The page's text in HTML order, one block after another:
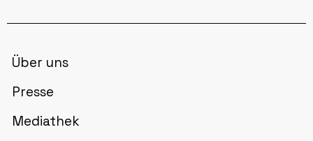
Über uns
Presse
Mediathek